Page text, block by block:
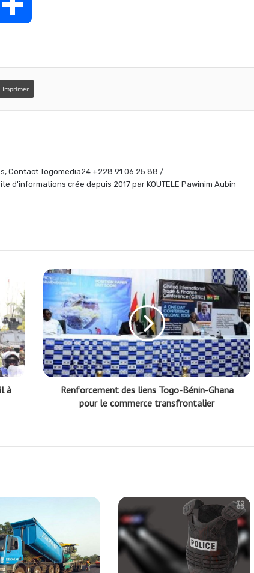
r
e
Imprimer
Contact Togomedia24 +228 91 06 25 88 /
d'informations crée depuis 2017 par KOUTELE Pawinim Aubin
à
Renforcement des liens Togo-Bénin-Ghana
pour le commerce transfrontalier